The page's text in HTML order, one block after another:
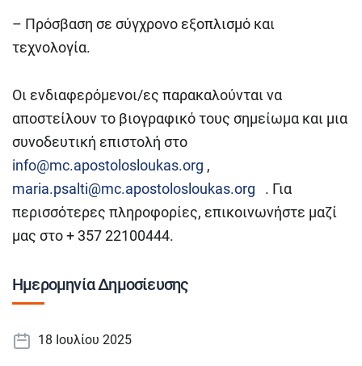
– Πρόσβαση σε σύγχρονο εξοπλισμό και
τεχνολογία.
Οι ενδιαφερόμενοι/ες παρακαλούνται να
αποστείλουν το βιογραφικό τους σημείωμα και μια
συνοδευτική επιστολή στο
info@mc.apostolosloukas.org ,
maria.psalti@mc.apostolosloukas.org . Για
περισσότερες πληροφορίες, επικοινωνήστε μαζί
μας στο + 357 22100444.
Ημερομηνία Δημοσίευσης
18 Ιουλίου 2025